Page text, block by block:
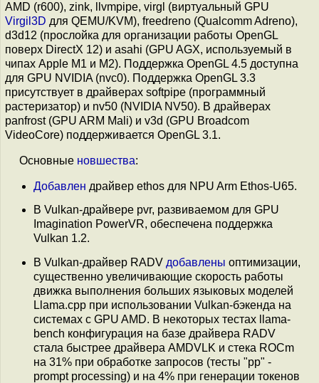
AMD (r600), zink, llvmpipe, virgl (виртуальный GPU
Virgil3D для QEMU/KVM), freedreno (Qualcomm Adreno),
d3d12 (прослойка для организации работы OpenGL
поверх DirectX 12) и asahi (GPU AGX, используемый в
чипах Apple M1 и M2). Поддержка OpenGL 4.5 доступна
для GPU NVIDIA (nvc0). Поддержка OpenGL 3.3
присутствует в драйверах softpipe (программный
растеризатор) и nv50 (NVIDIA NV50). В драйверах
panfrost (GPU ARM Mali) и v3d (GPU Broadcom
VideoCore) поддерживается OpenGL 3.1.
Основные новшества:
Добавлен драйвер ethos для NPU Arm Ethos-U65.
В Vulkan-драйвере pvr, развиваемом для GPU
Imagination PowerVR, обеспечена поддержка
Vulkan 1.2.
В Vulkan-драйвер RADV добавлены оптимизации,
существенно увеличивающие скорость работы
движка выполнения больших языковых моделей
Llama.cpp при использовании Vulkan-бэкенда на
системах с GPU AMD. В некоторых тестах llama-
bench конфигурация на базе драйвера RADV
стала быстрее драйвера AMDVLK и стека ROCm
на 31% при обработке запросов (тесты "pp" -
prompt processing) и на 4% при генерации токенов